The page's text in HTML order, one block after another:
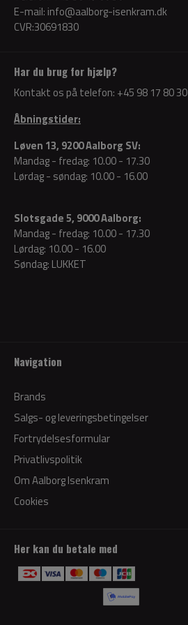
Har du brug for hjælp?
Kontakt os på telefon: +45 98 17 80 30
Åbningstider:
Løven 13, 9200 Aalborg SV:
Mandag - fredag: 10.00 - 17.30
Lørdag - søndag: 10.00 - 16.00
Slotsgade 5, 9000 Aalborg:
Mandag - fredag: 10.00 - 17.30
Lørdag: 10.00 - 16.00
Søndag: LUKKET
E-mail: info@aalborg-isenkram.dk
CVR:30691830
Navigation
Brands
Salgs- og leveringsbetingelser
Fortrydelsesformular
Privatlivspolitik
Om Aalborg Isenkram
Cookies
Her kan du betale med